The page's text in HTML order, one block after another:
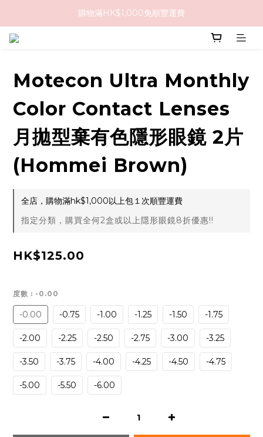
購物滿HK$1,000免順豐運費
購物滿HK$1,000免順豐運費
Motecon Ultra Monthly
Color Contact Lenses
月拋型棄有色隱形眼鏡 2片
(Hommei Brown)
全店，購物滿hk$1,000以上包１次順豐運費
指定分類，購買全何2盒或以上隱形眼鏡8折優惠!!
HK$125.00
度數 : -0.00
-0.00 -0.75 -1.00 -1.25 -1.50 -1.75
-2.00 -2.25 -2.50 -2.75 -3.00 -3.25
-3.50 -3.75 -4.00 -4.25 -4.50 -4.75
-5.00 -5.50 -6.00